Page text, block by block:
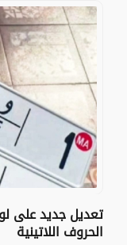
تعديل جديد على
الحروف اللاتينية